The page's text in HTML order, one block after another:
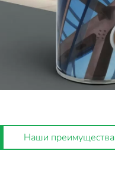
Наши преимущества